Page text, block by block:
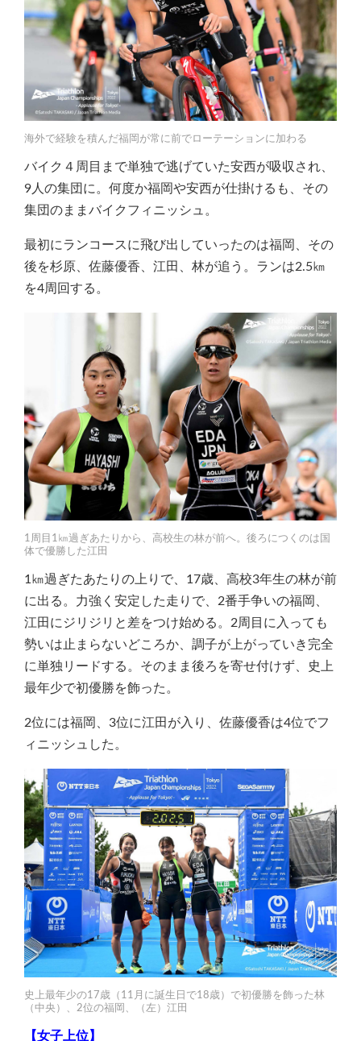
海外で経験を積んだ福岡が常に前でローテーションに加わる
バイク４周目まで単独で逃げていた安西が吸収され、
9人の集団に。何度か福岡や安西が仕掛けるも、その
集団のままバイクフィニッシュ。
最初にランコースに飛び出していったのは福岡、その
後を杉原、佐藤優香、江田、林が追う。ランは2.5㎞
を4周回する。
1周目1㎞過ぎあたりから、高校生の林が前へ。後ろにつくのは国
体で優勝した江田
1㎞過ぎたあたりの上りで、17歳、高校3年生の林が前
に出る。力強く安定した走りで、2番手争いの福岡、
江田にジリジリと差をつけ始める。2周目に入っても
勢いは止まらないどころか、調子が上がっていき完全
に単独リードする。そのまま後ろを寄せ付けず、史上
最年少で初優勝を飾った。
2位には福岡、3位に江田が入り、佐藤優香は4位でフ
ィニッシュした。
史上最年少の17歳（11月に誕生日で18歳）で初優勝を飾った林
（中央）、2位の福岡、（左）江田
【女子上位】